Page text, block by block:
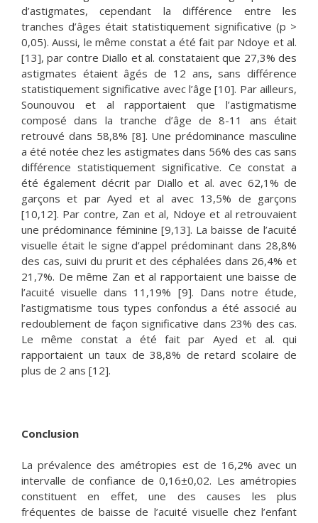
d’astigmates, cependant la différence entre les
tranches d’âges était statistiquement significative (p >
0,05). Aussi, le même constat a été fait par Ndoye et al.
[13], par contre Diallo et al. constataient que 27,3% des
astigmates étaient âgés de 12 ans, sans différence
statistiquement significative avec l’âge [10]. Par ailleurs,
Sounouvou et al rapportaient que l’astigmatisme
composé dans la tranche d’âge de 8-11 ans était
retrouvé dans 58,8% [8]. Une prédominance masculine
a été notée chez les astigmates dans 56% des cas sans
différence statistiquement significative. Ce constat a
été également décrit par Diallo et al. avec 62,1% de
garçons et par Ayed et al avec 13,5% de garçons
[10,12]. Par contre, Zan et al, Ndoye et al retrouvaient
une prédominance féminine [9,13]. La baisse de l’acuité
visuelle était le signe d’appel prédominant dans 28,8%
des cas, suivi du prurit et des céphalées dans 26,4% et
21,7%. De même Zan et al rapportaient une baisse de
l’acuité visuelle dans 11,19% [9]. Dans notre étude,
l’astigmatisme tous types confondus a été associé au
redoublement de façon significative dans 23% des cas.
Le même constat a été fait par Ayed et al. qui
rapportaient un taux de 38,8% de retard scolaire de
plus de 2 ans [12].
Conclusion
La prévalence des amétropies est de 16,2% avec un
intervalle de confiance de 0,16±0,02. Les amétropies
constituent en effet, une des causes les plus
fréquentes de baisse de l’acuité visuelle chez l’enfant